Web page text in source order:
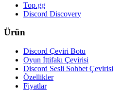
Top.gg
Discord Discovery
Ürün
Discord Çeviri Botu
Oyun İttifakı Çevirisi
Discord Sesli Sohbet Çevirisi
Özellikler
Fiyatlar